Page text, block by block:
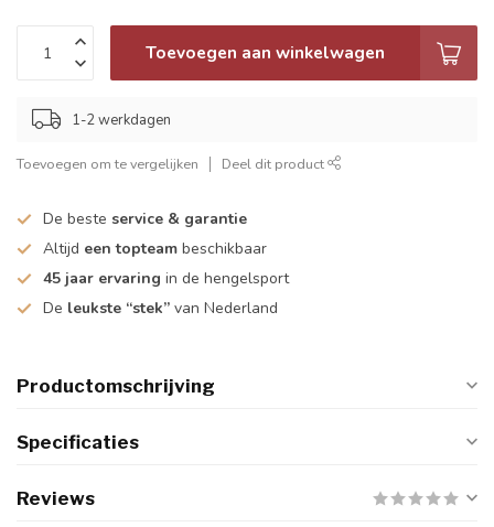
Toevoegen aan winkelwagen
1-2 werkdagen
Toevoegen om te vergelijken Deel dit product
De beste service & garantie
Altijd een topteam beschikbaar
45 jaar ervaring in de hengelsport
De leukste “stek” van Nederland
Productomschrijving
Specificaties
Reviews